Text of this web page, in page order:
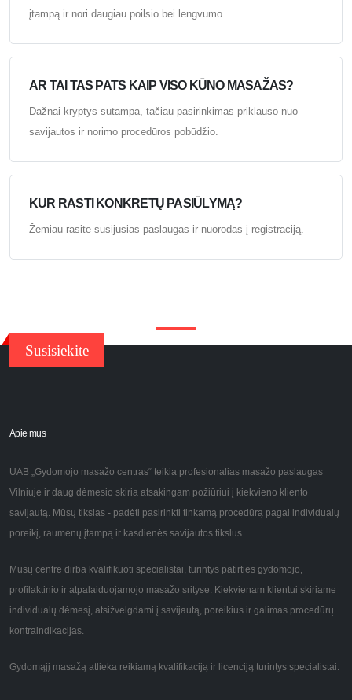
įtampą ir nori daugiau poilsio bei lengvumo.
AR TAI TAS PATS KAIP VISO KŪNO MASAŽAS?
Dažnai kryptys sutampa, tačiau pasirinkimas priklauso nuo
savijautos ir norimo procedūros pobūdžio.
KUR RASTI KONKRETŲ PASIŪLYMĄ?
Žemiau rasite susijusias paslaugas ir nuorodas į registraciją.
Susisiekite
Apie mus
UAB „Gydomojo masažo centras“ teikia profesionalias masažo paslaugas
Vilniuje ir daug dėmesio skiria atsakingam požiūriui į kiekvieno kliento
savijautą. Mūsų tikslas - padėti pasirinkti tinkamą procedūrą pagal individualų
poreikį, raumenų įtampą ir kasdienės savijautos tikslus.
Mūsų centre dirba kvalifikuoti specialistai, turintys patirties gydomojo,
profilaktinio ir atpalaiduojamojo masažo srityse. Kiekvienam klientui skiriame
individualų dėmesį, atsižvelgdami į savijautą, poreikius ir galimas procedūrų
kontraindikacijas.
Gydomąjį masažą atlieka reikiamą kvalifikaciją ir licenciją turintys specialistai.